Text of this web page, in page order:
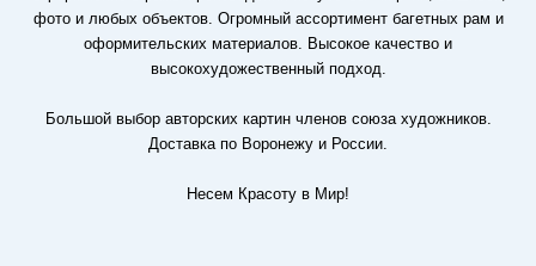
фото и любых объектов. Огромный ассортимент багетных рам и
оформительских материалов. Высокое качество и
высокохудожественный подход.
Большой выбор авторских картин членов союза художников.
Доставка по Воронежу и России.
Несем Красоту в Мир!